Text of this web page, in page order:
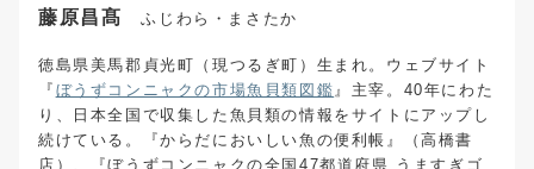
藤原昌髙 ふじわら・まさたか
徳島県美馬郡貞光町（現つるぎ町）生まれ。ウェブサイト
『 ぼうずコンニャクの市場魚貝類図鑑』主宰。40年にわた
り、日本全国で収集した魚貝類の情報をサイトにアップし
続けている。『からだにおいしい魚の便利帳』（高橋書
店）、『ぼうずコンニャクの全国47都道府県 うますぎゴ